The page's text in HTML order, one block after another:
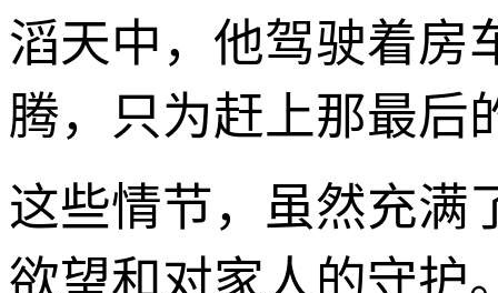
滔天中，他驾驶着房
腾，只为赶上那最后
这些情节，虽然充满
欲望和对家人的守护